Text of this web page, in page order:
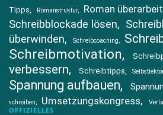
Tipps
Romanstruktur Roman
Schreibblockade lösen
überwinden
Schreibcoaching
Schreibmotivation
verbessern
Schreibtipps
Spannung aufbauen
schreiben
Umsetzungskongress
OFFIZIELLES